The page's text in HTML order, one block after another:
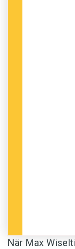
När Max